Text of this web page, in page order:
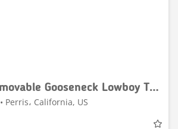
Cozad Tri/A Removable Gooseneck Lowboy Trailer
لوادر منخفضة • 1994 • Perris، California, US